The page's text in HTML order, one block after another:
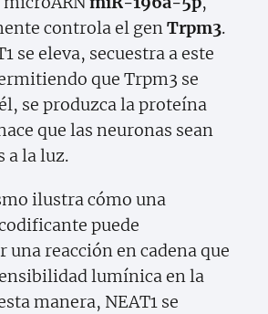
controla el genTrpm3.
se eleva, secuestra a este
que Trpm3 se
se produzca la proteína
que las neuronas sean
a la luz.
ilustra cómo una
puede
una reacción en cadena que
lumínica en la
manera, NEAT1 se